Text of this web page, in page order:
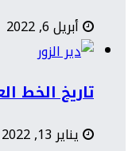
أبريل 6, 2022
تاريخ الخط
يناير 13, 2022